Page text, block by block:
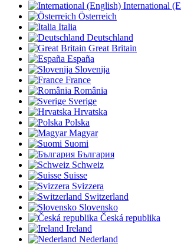
International
Österreich
Italia
Deutschland
Great Britain
España
Slovenija
France
România
Sverige
Hrvatska
Polska
Magyar
Suomi
България
Schweiz
Suisse
Svizzera
Switzerland
Slovensko
Česká republika
Ireland
Nederland